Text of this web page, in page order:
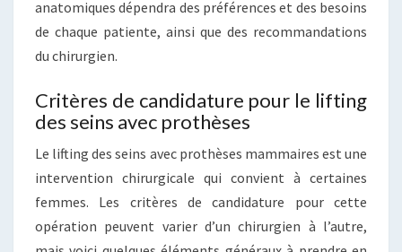
anatomiques dépendra des préférences et des besoins
de chaque patiente, ainsi que des recommandations
du chirurgien.
Critères de candidature pour le lifting
des seins avec prothèses
Le lifting des seins avec prothèses mammaires est une
intervention chirurgicale qui convient à certaines
femmes. Les critères de candidature pour cette
opération peuvent varier d’un chirurgien à l’autre,